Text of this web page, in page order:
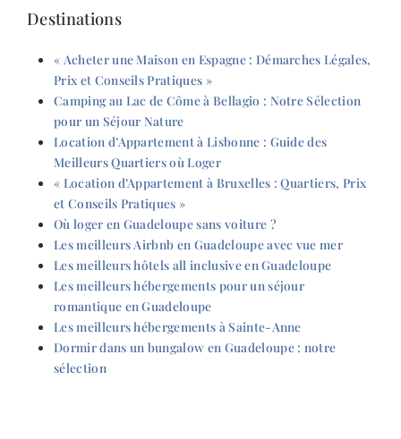
Destinations
« Acheter une Maison en Espagne : Démarches Légales,
Prix et Conseils Pratiques »
Camping au Lac de Côme à Bellagio : Notre Sélection
pour un Séjour Nature
Location d’Appartement à Lisbonne : Guide des
Meilleurs Quartiers où Loger
« Location d’Appartement à Bruxelles : Quartiers, Prix
et Conseils Pratiques »
Où loger en Guadeloupe sans voiture ?
Les meilleurs Airbnb en Guadeloupe avec vue mer
Les meilleurs hôtels all inclusive en Guadeloupe
Les meilleurs hébergements pour un séjour
romantique en Guadeloupe
Les meilleurs hébergements à Sainte-Anne
Dormir dans un bungalow en Guadeloupe : notre
sélection